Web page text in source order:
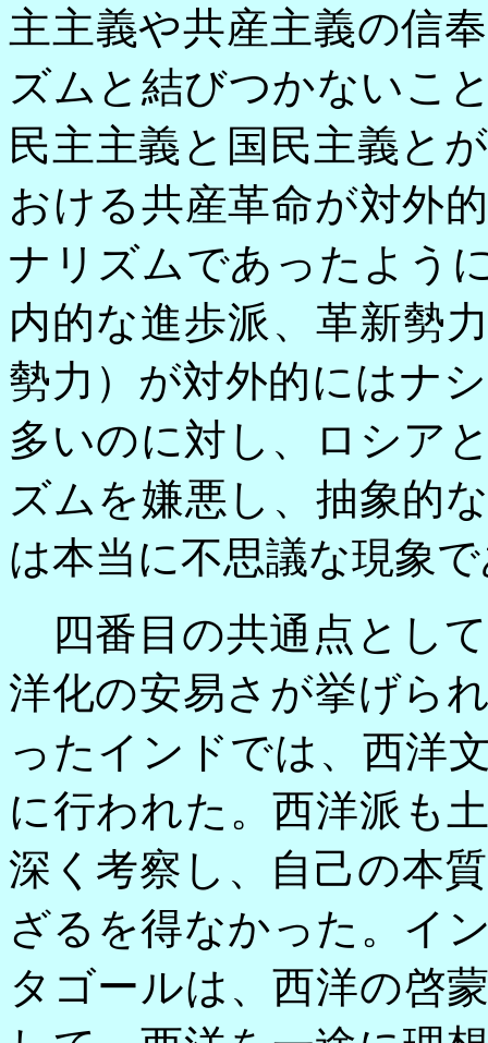
主主義や共産主義の信
ズムと結びつかないこ
民主主義と国民主義と
おける共産革命が対外
ナリズムであったよう
内的な進歩派、革新勢
勢力）が対外的にはナ
多いのに対し、ロシア
ズムを嫌悪し、抽象的
は本当に不思議な現象
四番目の共通点とし
洋化の安易さが挙げら
ったインドでは、西洋
に行われた。西洋派も
深く考察し、自己の本
ざるを得なかった。イ
タゴールは、西洋の啓